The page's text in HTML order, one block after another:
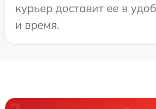
курьер доставит ее в
и время.